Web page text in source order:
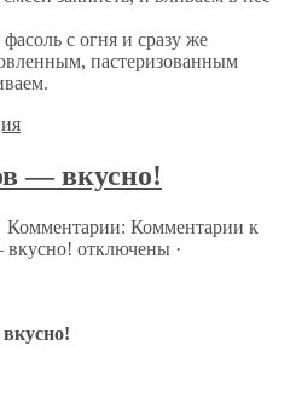
с огня и сразу же
пастеризованным
— вкусно!
Комментарии к
вкусно! отключены ·